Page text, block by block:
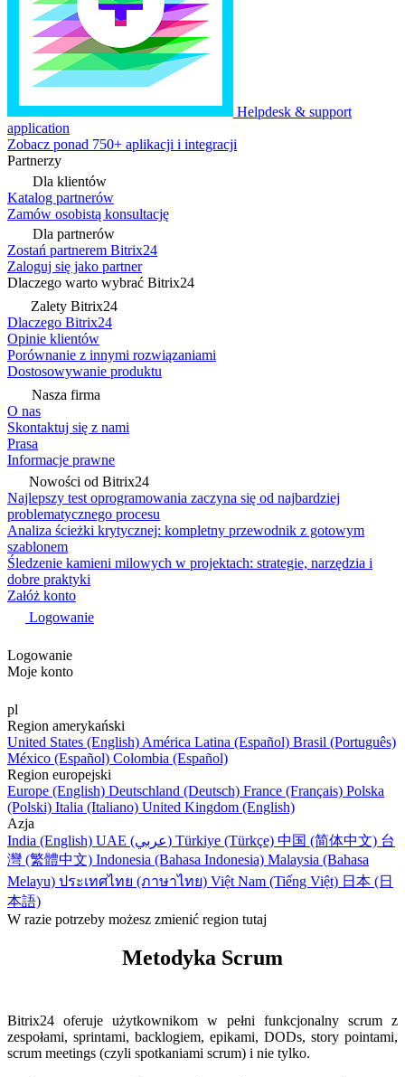
Helpdesk & support
application
Zobacz ponad 750+ aplikacji i integracji
Partnerzy
Dla klientów
Katalog partnerów
Zamów osobistą konsultację
Dla partnerów
Zostań partnerem Bitrix24
Zaloguj się jako partner
Dlaczego warto wybrać Bitrix24
Zalety Bitrix24
Dlaczego Bitrix24
Opinie klientów
Porównanie z innymi rozwiązaniami
Dostosowywanie produktu
Nasza firma
O nas
Skontaktuj się z nami
Prasa
Informacje prawne
Nowości od Bitrix24
Najlepszy test oprogramowania zaczyna się od najbardziej
problematycznego procesu
Analiza ścieżki krytycznej: kompletny przewodnik z gotowym
szablonem
Śledzenie kamieni milowych w projektach: strategie, narzędzia i
dobre praktyki
Załóż konto
Logowanie
Logowanie
Moje konto
pl
Region amerykański
United States (English) América Latina (Español) Brasil (Português)
México (Español) Colombia (Español)
Region europejski
Europe (English) Deutschland (Deutsch) France (Français) Polska
(Polski) Italia (Italiano) United Kingdom (English)
Azja
India (English)
UAE (عربي) Türkiye (Türkçe) 中国 (简体中文) 台
灣 (繁體中文) Indonesia (Bahasa Indonesia) Malaysia (Bahasa
Melayu) ประเทศไทย (ภาษาไทย) Việt Nam (Tiếng Việt) 日本 (日
本語)
W razie potrzeby możesz zmienić region tutaj
Metodyka Scrum
Bitrix24 oferuje użytkownikom w pełni funkcjonalny scrum z
zespołami, sprintami, backlogiem, epikami, DODs, story pointami,
scrum meetings (czyli spotkaniami scrum) i nie tylko.